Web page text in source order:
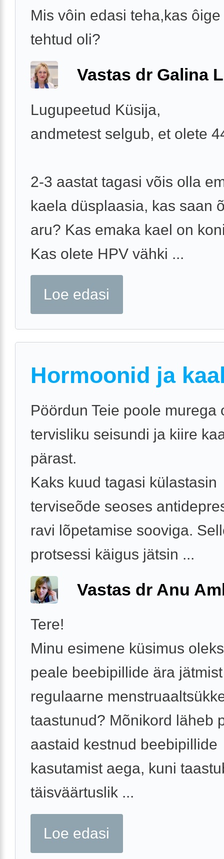
Mis vôin edasi teha,kas
tehtud oli?
Vastas dr Galina
Lugupeetud Küsija,
andmetest selgub, et olete
2-3 aastat tagasi võis olla
kaela düsplaasia, kas saan
aru? Kas emaka kael on
Kas olete HPV vähki ...
Loe edasi
Hormoonid ja
Pöördun Teie poole murega
tervisliku seisundi ja kiire
pärast.
Kaks kuud tagasi külastasin
terviseõde seoses
ravi lõpetamise sooviga.
protsessi käigus jätsin ...
Vastas dr Anu
Tere!
Minu esimene küsimus
peale beebipillide ära
regulaarne
taastunud? Mõnikord läheb
aastaid kestnud beebipillide
kasutamist aega, kuni
täisväärtuslik ...
Loe edasi